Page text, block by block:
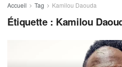
Accueil Tag Kamilou Daouda
Étiquette : Kamilou